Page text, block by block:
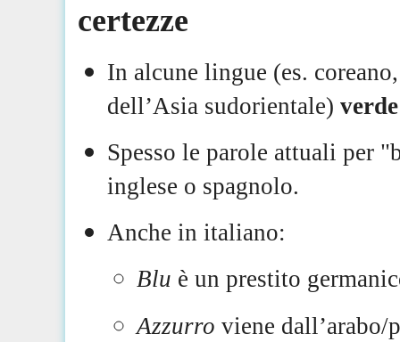
certezze
In alcune lingue (es.
dell’Asia sudorientale)
Spesso le parole attuali per
inglese o spagnolo.
Anche in italiano:
Blu è un prestito
Azzurro viene dall’arabo/